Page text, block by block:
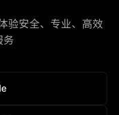
验安全、专业、高效
务